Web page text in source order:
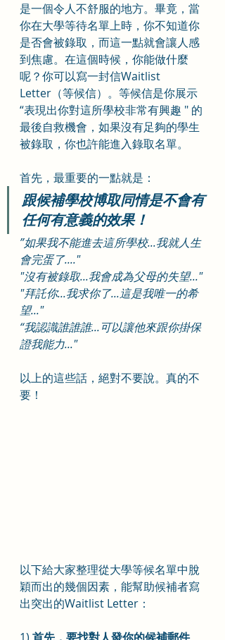
是一個令人不舒服的地方。畢竟，當
你在大學等待名單上時，你不知道你
是否會被錄取，而這一點就會讓人感
到焦慮。在這個時候，你能做什麼
呢？你可以寫一封信Waitlist
Letter（等候信）。等候信是你展示
“表現出你對這所學校非常有興趣 " 的
最後自救機會，如果沒有足夠的學生
被錄取，你也許能進入錄取名單。
首先，最重要的一點就是：
跟候補學校博取同情是不會有
任何有意義的效果！
”如果我不能進去這所學校...我就人生
會完蛋了...."
"沒有被錄取...我會成為父母的失望..."
"拜託你...我求你了...這是我唯一的希
望..."
“我認識誰誰誰...可以讓他來跟你掛保
證我能力..."
以上的這些話，絕對不要說。真的不
要！
以下給大家整理從大學等候名單中脫
穎而出的幾個因素，能幫助候補者寫
出突出的Waitlist Letter：